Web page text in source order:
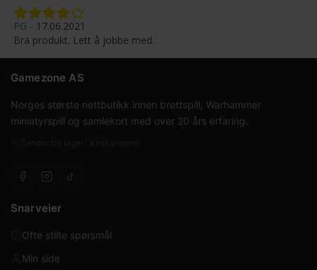
PG
17.06.2021
Bra produkt. Lett å jobbe med.
Gamezone AS
Norges største nettbutikk innen brettspill, Warhammer
miniatyrspill og samlekort med over 20 års erfaring.
Snarveier
Ofte stilte spørsmål
Min side